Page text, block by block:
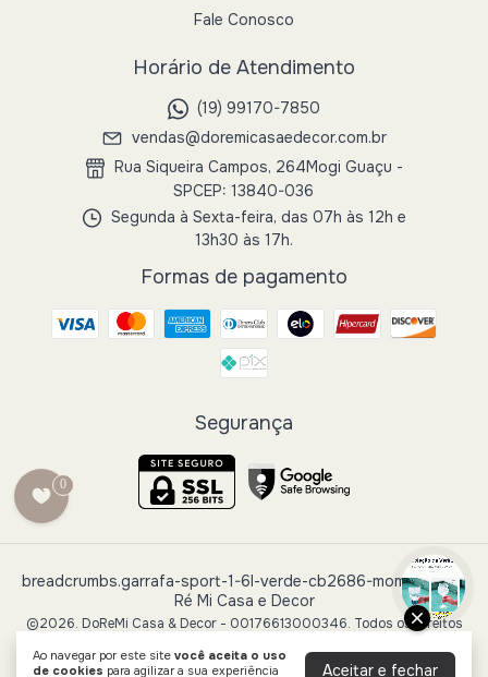
Ao navegar por este site você aceita o uso
de cookies para agilizar a sua experiência Aceitar e fechar
Fale Conosco
Horário de Atendimento
(19) 99170-7850
vendas@doremicasaedecor.com.br
Rua Siqueira Campos, 264Mogi Guaçu -
SPCEP: 13840-036
Segunda à Sexta-feira, das 07h às 12h e
13h30 às 17h.
Formas de pagamento
Segurança
breadcrumbs.garrafa-sport-1-6l-verde-cb2686-moment- Do
Ré Mi Casa e Decor
©2026. DoReMi Casa & Decor - 00176613000346. Todos os direitos
0